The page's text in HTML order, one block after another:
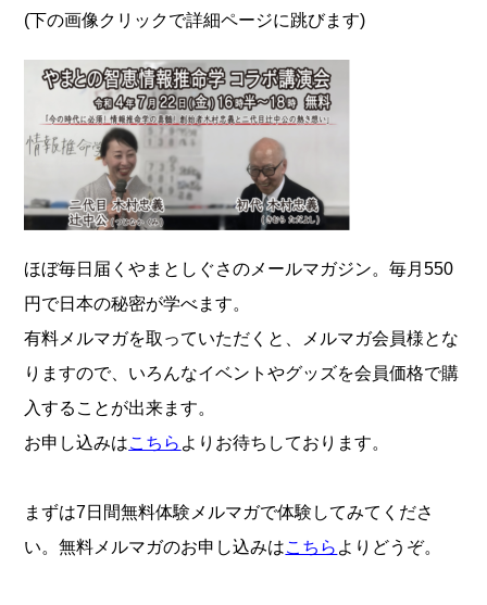
(下の画像クリックで詳細ページに跳びます)
ほぼ毎日届くやまとしぐさのメールマガジン。毎月550
円で日本の秘密が学べます。
有料メルマガを取っていただくと、メルマガ会員様とな
りますので、いろんなイベントやグッズを会員価格で購
入することが出来ます。
お申し込みはこちら よりお待ちしております。
まずは7日間無料体験メルマガで体験してみてくださ
い。無料メルマガのお申し込みはこちら よりどうぞ。